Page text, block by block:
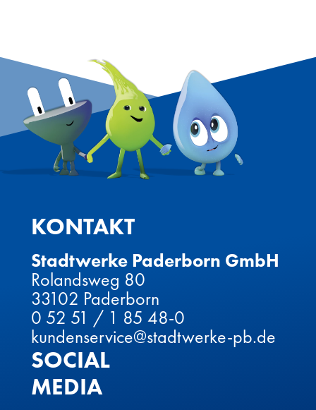
KONTAKT
Stadtwerke Paderborn GmbH
Rolandsweg 80
33102 Paderborn
0 52 51 / 1 85 48-0
kundenservice@stadtwerke-pb.de
SOCIAL
MEDIA